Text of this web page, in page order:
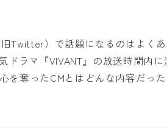
Twitter）で話題になるのはよくあ
ドラマ『VIVANT』の放送時間内に
を奪ったCMとはどんな内容だっ